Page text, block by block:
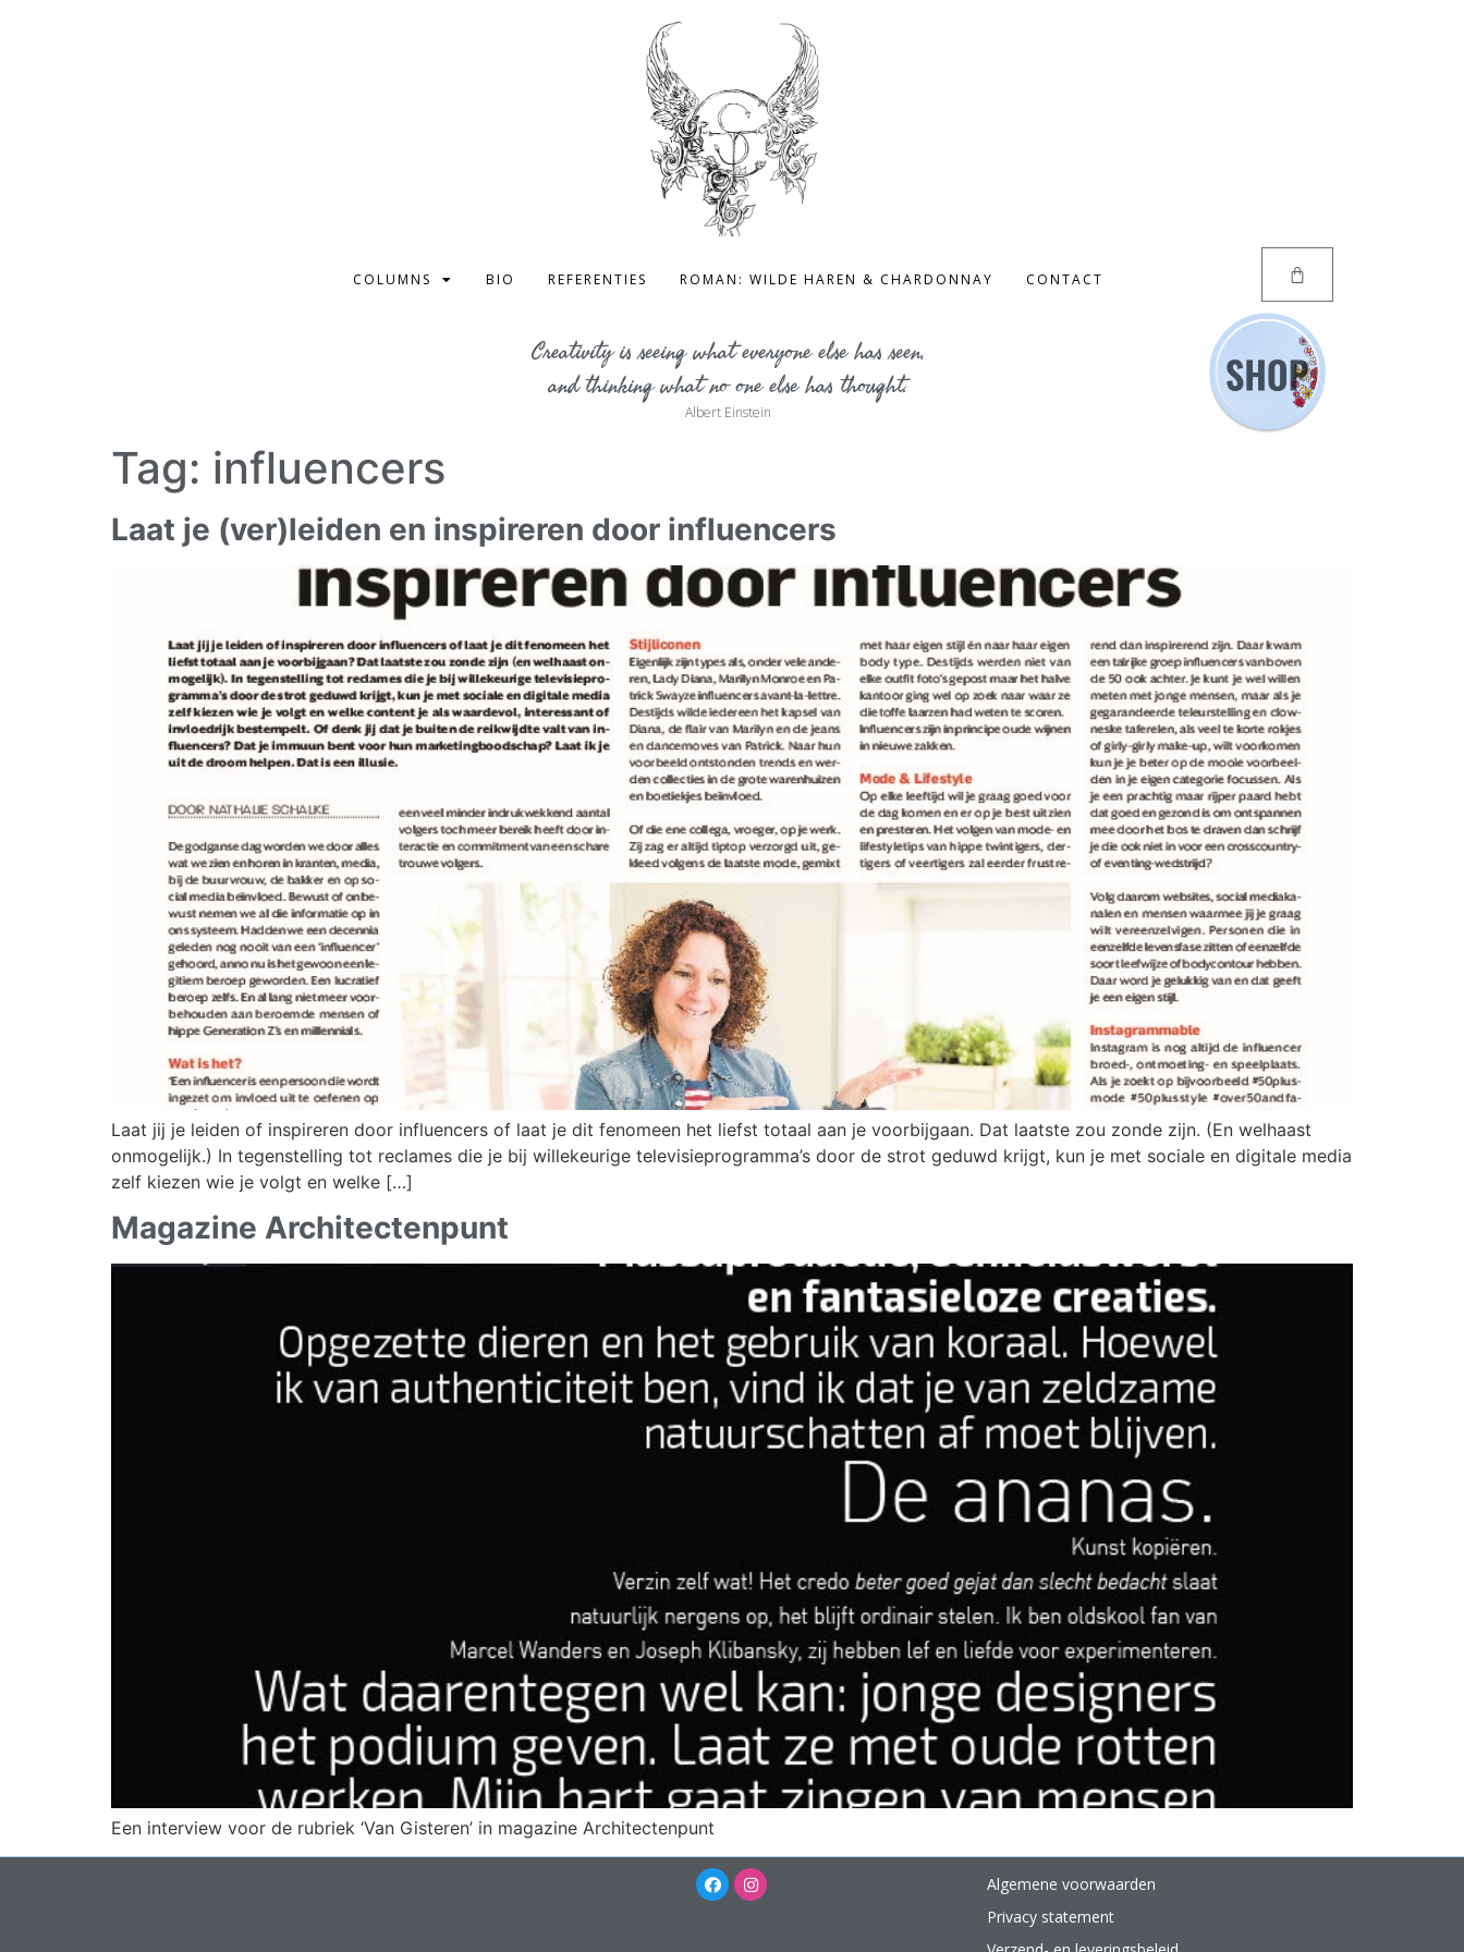
COLUMNS BIO REFERENTIES ROMAN: WILDE HAREN & CHARDONNAY CONTACT
Creativity is seeing what everyone else has seen,
and thinking what no one else has thought.
Albert Einstein
Tag: influencers
Laat je (ver)leiden en inspireren door influencers
Laat jij je leiden of inspireren door influencers of laat je dit fenomeen het liefst totaal aan je voorbijgaan. Dat laatste zou zonde zijn. (En welhaast
onmogelijk.) In tegenstelling tot reclames die je bij willekeurige televisieprogramma’s door de strot geduwd krijgt, kun je met sociale en digitale media
zelf kiezen wie je volgt en welke […]
Magazine Architectenpunt
Een interview voor de rubriek ‘Van Gisteren’ in magazine Architectenpunt
Algemene voorwaarden
Privacy statement